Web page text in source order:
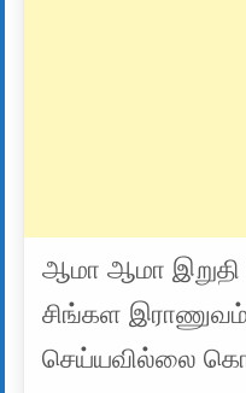
ஆமா ஆமா இறுதி
சிங்கள
செய்யவில்லை